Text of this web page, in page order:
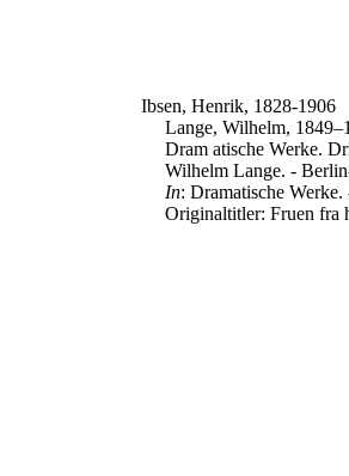
Ibsen, Henrik, 1828-1906
Lange, Wilhelm,
Dram atische Werke.
Wilhelm Lange. -
In: Dramatische
Originaltitler: Fruen fra